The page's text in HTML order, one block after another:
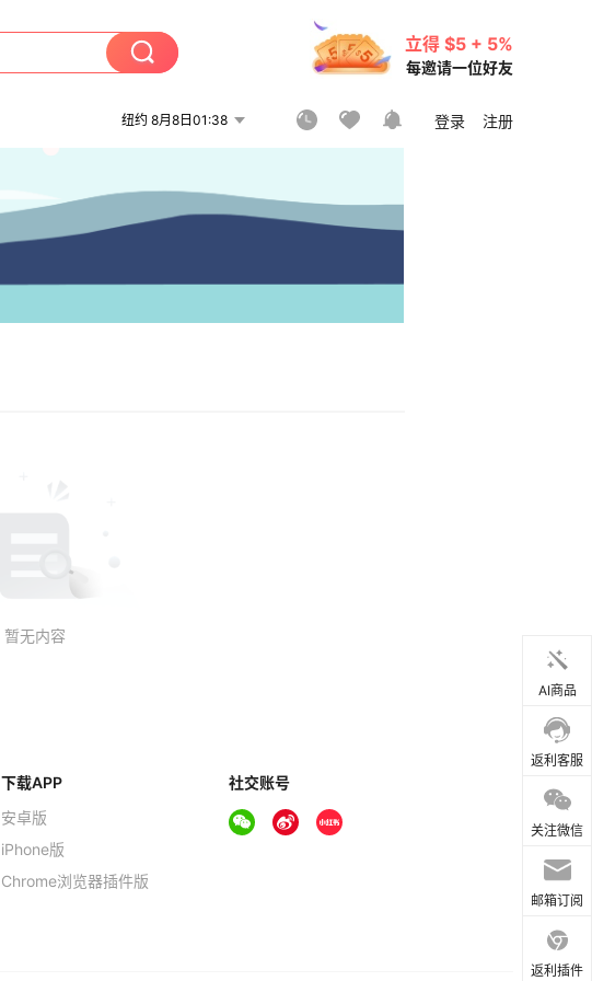
立得 $5 + 5%
每邀请一位好友
纽约 8月8日01:38 登录 注册
AI商品
返利客服
关注微信
邮箱订阅
返利插件
下载APP
安卓版
iPhone版
Chrome浏览器插件版
社交账号